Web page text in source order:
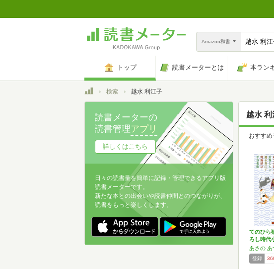
Amazon和書
トップ 読書メーターとは 本ラン
トップ検索 越水 利江子
越水 利
おすす
てのひら
ろし時代
き…
登録
読書メーターの
読書管理アプリ
詳しくはこちら
日々の読書量を簡単に記録・管理できるアプリ版
読書メーターです。
新たな本との出会いや読書仲間とのつながりが、
読書をもっと楽しくします。